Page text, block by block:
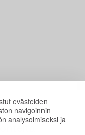
evästeiden
navigoinnin
analysoimiseksi ja